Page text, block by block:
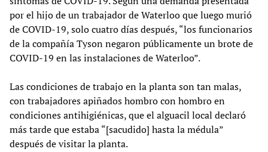
por el hijo de un trabajador de Waterloo que luego murió
de COVID-19, solo cuatro días después, “los funcionarios
de la compañía Tyson negaron públicamente un brote de
COVID-19 en las instalaciones de Waterloo”.
Las condiciones de trabajo en la planta son tan malas,
con trabajadores apiñados hombro con hombro en
condiciones antihigiénicas, que el alguacil local declaró
más tarde que estaba “[sacudido] hasta la médula”
después de visitar la planta.